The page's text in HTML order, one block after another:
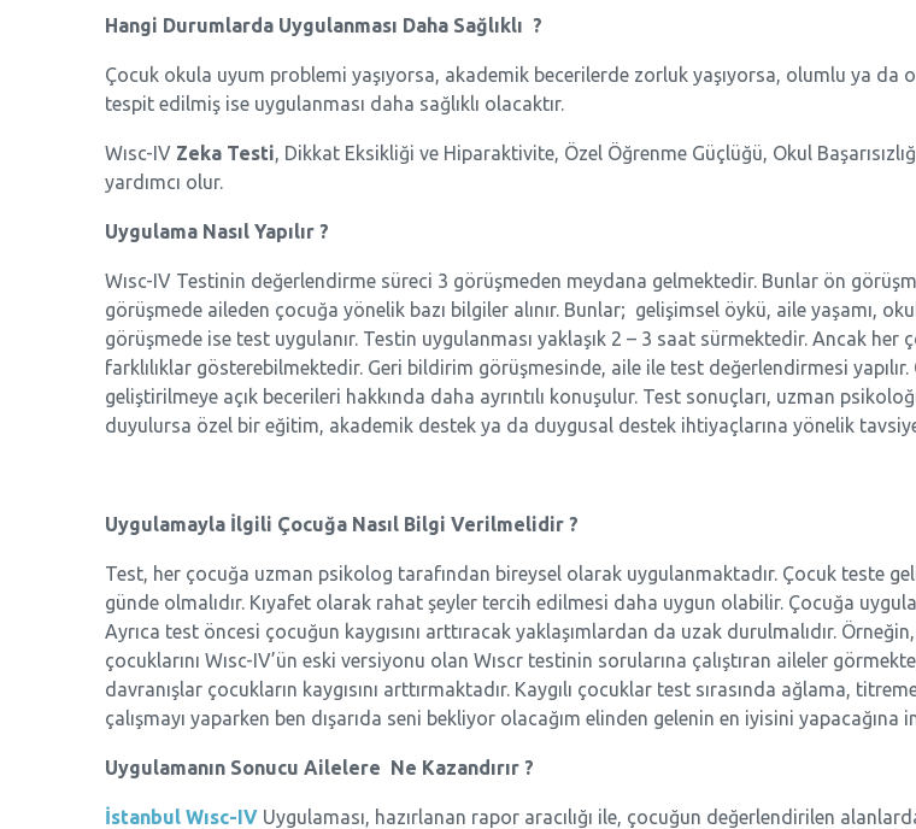
Hangi Durumlarda Uygulanması Daha Sağlıklı ?
Çocuk okula uyum problemi yaşıyorsa, akademik becerilerde zorluk yaşıyorsa, olumlu ya
tespit edilmiş ise uygulanması daha sağlıklı olacaktır.
Wısc-IV Zeka Testi, Dikkat Eksikliği ve Hiparaktivite, Özel Öğrenme Güçlüğü, Okul
yardımcı olur.
Uygulama Nasıl Yapılır ?
Wısc-IV Testinin değerlendirme süreci 3 görüşmeden meydana gelmektedir. Bunlar ön
görüşmede aileden çocuğa yönelik bazı bilgiler alınır. Bunlar; gelişimsel öykü, aile yaşamı,
görüşmede ise test uygulanır. Testin uygulanması yaklaşık 2 – 3 saat sürmektedir. Ancak her
farklılıklar gösterebilmektedir. Geri bildirim görüşmesinde, aile ile test değerlendirmesi
geliştirilmeye açık becerileri hakkında daha ayrıntılı konuşulur. Test sonuçları, uzman
duyulursa özel bir eğitim, akademik destek ya da duygusal destek ihtiyaçlarına yönelik
Uygulamayla İlgili Çocuğa Nasıl Bilgi Verilmelidir ?
Test, her çocuğa uzman psikolog tarafından bireysel olarak uygulanmaktadır. Çocuk teste
günde olmalıdır. Kıyafet olarak rahat şeyler tercih edilmesi daha uygun olabilir. Çocuğa
Ayrıca test öncesi çocuğun kaygısını arttıracak yaklaşımlardan da uzak durulmalıdır.
çocuklarını Wısc-IV’ün eski versiyonu olan Wıscr testinin sorularına çalıştıran aileler
davranışlar çocukların kaygısını arttırmaktadır. Kaygılı çocuklar test sırasında ağlama,
çalışmayı yaparken ben dışarıda seni bekliyor olacağım elinden gelenin en iyisini
Uygulamanın Sonucu Ailelere Ne Kazandırır ?
İstanbul Wısc-IV Uygulaması, hazırlanan rapor aracılığı ile, çocuğun değerlendirilen